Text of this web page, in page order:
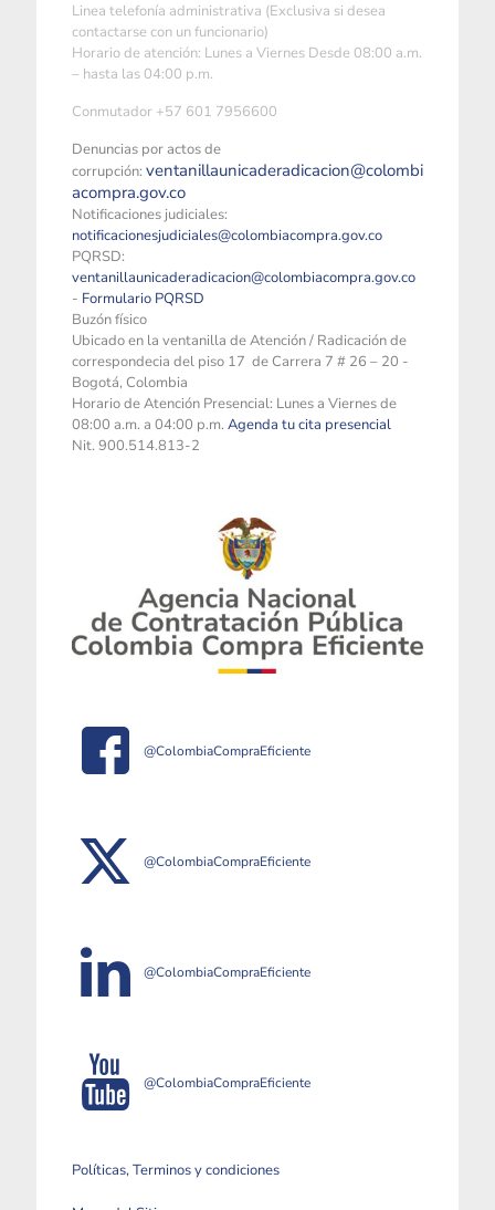
Linea telefonía administrativa (Exclusiva si desea
contactarse con un funcionario)
Horario de atención: Lunes a Viernes Desde 08:00 a.m.
– hasta las 04:00 p.m.
Conmutador +57 601 7956600
Denuncias por actos de
corrupción: ventanillaunicaderadicacion@colombi
acompra.gov.co
Notificaciones judiciales:
notificacionesjudiciales@colombiacompra.gov.co
PQRSD:
ventanillaunicaderadicacion@colombiacompra.gov.co
- Formulario PQRSD
Buzón físico
Ubicado en la ventanilla de Atención / Radicación de
correspondecia del piso 17 de Carrera 7 # 26 – 20 -
Bogotá, Colombia
Horario de Atención Presencial: Lunes a Viernes de
08:00 a.m. a 04:00 p.m. Agenda tu cita presencial
Nit. 900.514.813-2
@ColombiaCompraEficiente
@ColombiaCompraEficiente
@ColombiaCompraEficiente
@ColombiaCompraEficiente
Políticas, Terminos y condiciones